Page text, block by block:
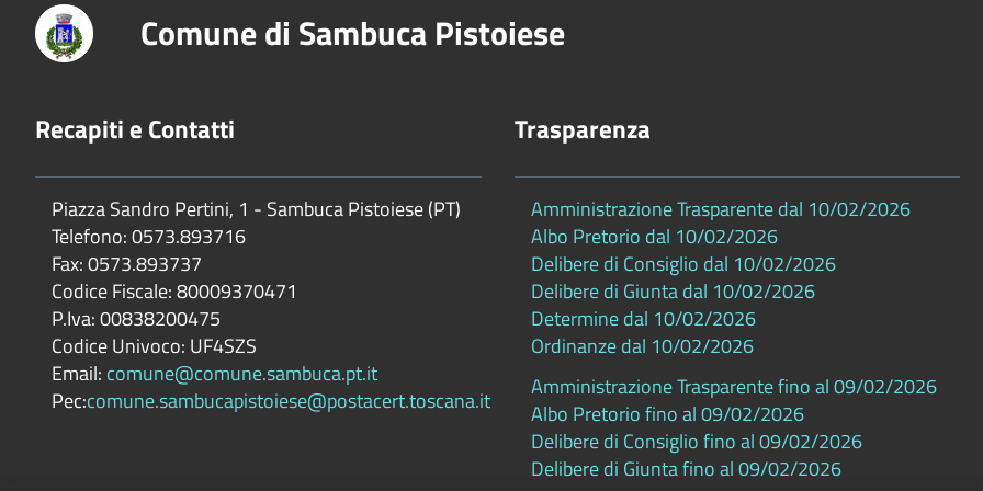
Comune di Sambuca Pistoiese
Recapiti e Contatti
Piazza Sandro Pertini, 1 - Sambuca Pistoiese (PT)
Telefono: 0573.893716
Fax: 0573.893737
Codice Fiscale: 80009370471
P.Iva: 00838200475
Codice Univoco: UF4SZS
Email: comune@comune.sambuca.pt.it
Pec:comune.sambucapistoiese@postacert.toscana.it
Trasparenza
Amministrazione Trasparente dal 10/02/2026
Albo Pretorio dal 10/02/2026
Delibere di Consiglio dal 10/02/2026
Delibere di Giunta dal 10/02/2026
Determine dal 10/02/2026
Ordinanze dal 10/02/2026
Amministrazione Trasparente fino al 09/02/2026
Albo Pretorio fino al 09/02/2026
Delibere di Consiglio fino al 09/02/2026
Delibere di Giunta fino al 09/02/2026